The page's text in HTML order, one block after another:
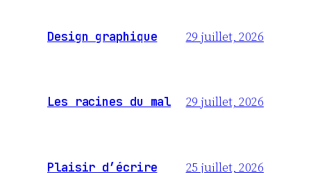
Design graphique 29 juillet, 2026
Les racines du mal 29 juillet, 2026
Plaisir d’écrire 25 juillet, 2026